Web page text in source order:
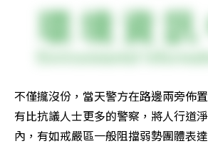
不僅攏沒份，當天警方在路邊兩旁佈
有比抗議人士更多的警察，將人行道
內，有如戒嚴區一般阻擋弱勢團體表